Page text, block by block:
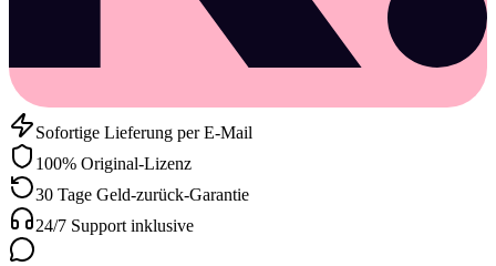
Sofortige Lieferung per E-Mail
100% Original-Lizenz
30 Tage Geld-zurück-Garantie
24/7 Support inklusive